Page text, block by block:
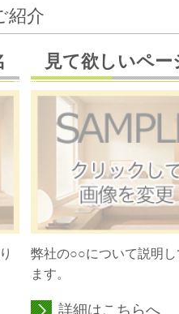
紹介
見て欲しいペー
弊社の○○について説明
ます。
詳細はこちらへ